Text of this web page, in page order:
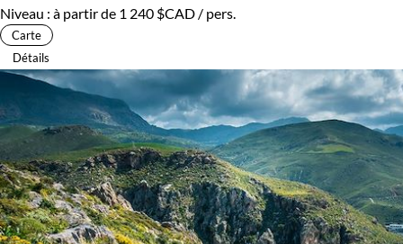
Niveau : à partir de 1 240 $CAD / pers.
Carte
Détails